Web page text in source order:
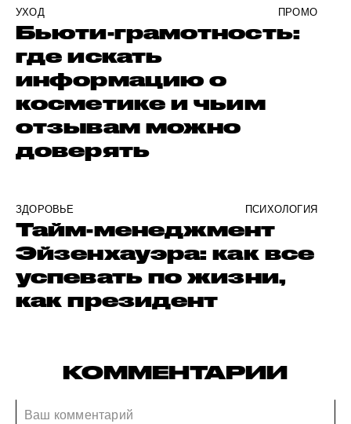
УХОД ПРОМО
Бьюти-грамотность:
где искать
информацию о
косметике и чьим
отзывам можно
доверять
ЗДОРОВЬЕ ПСИХОЛОГИЯ
Тайм-менеджмент
Эйзенхауэра: как все
успевать по жизни,
как президент
КОММЕНТАРИИ